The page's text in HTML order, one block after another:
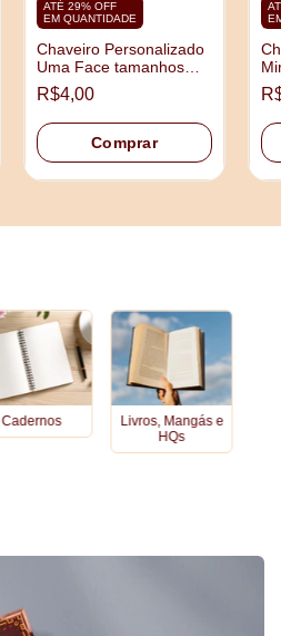
ATÉ 29% OFF
EM QUANTIDADE
Chaveiro Personalizado
Uma Face tamanhos
3,5cm e 4,5cm
R$4,00
Comprar
Cadernos
Livros, Mangás e
HQs